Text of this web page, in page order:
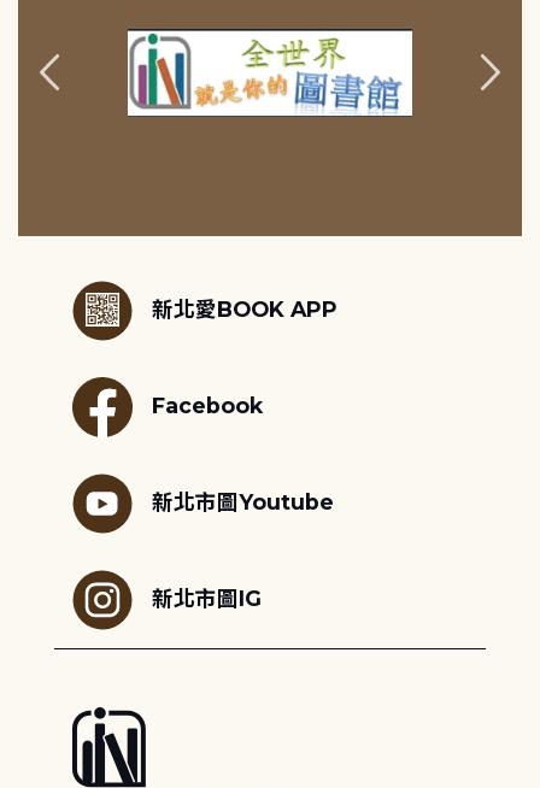
新北愛BOOK APP
Facebook
新北市圖Youtube
新北市圖IG